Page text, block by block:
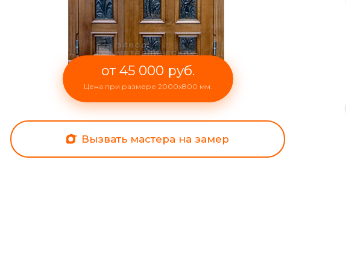
от 45 000 руб.
Цена при размере 2000x800 мм.
Вызвать мастера на замер